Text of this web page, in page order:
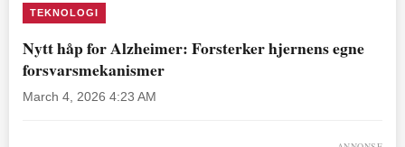
TEKNOLOGI
Nytt håp for Alzheimer: Forsterker hjernens egne
forsvarsmekanismer
March 4, 2026 4:23 AM